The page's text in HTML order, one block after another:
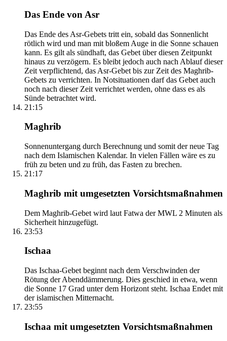
Das Ende von Asr
Das Ende des Asr-Gebets tritt ein, sobald das Sonnenlicht
rötlich wird und man mit bloßem Auge in die Sonne schauen
kann. Es gilt als sündhaft, das Gebet über diesen Zeitpunkt
hinaus zu verzögern. Es bleibt jedoch auch nach Ablauf dieser
Zeit verpflichtend, das Asr-Gebet bis zur Zeit des Maghrib-
Gebets zu verrichten. In Notsituationen darf das Gebet auch
noch nach dieser Zeit verrichtet werden, ohne dass es als
Sünde betrachtet wird.
21:15
Maghrib
Sonnenuntergang durch Berechnung und somit der neue Tag
nach dem Islamischen Kalendar. In vielen Fällen wäre es zu
früh zu beten und zu früh, das Fasten zu brechen.
21:17
Maghrib mit umgesetzten Vorsichtsmaßnahmen
Dem Maghrib-Gebet wird laut Fatwa der MWL 2 Minuten als
Sicherheit hinzugefügt.
23:53
Ischaa
Das Ischaa-Gebet beginnt nach dem Verschwinden der
Rötung der Abenddämmerung. Dies geschied in etwa, wenn
die Sonne 17 Grad unter dem Horizont steht. Ischaa Endet mit
der islamischen Mitternacht.
23:55
Ischaa mit umgesetzten Vorsichtsmaßnahmen